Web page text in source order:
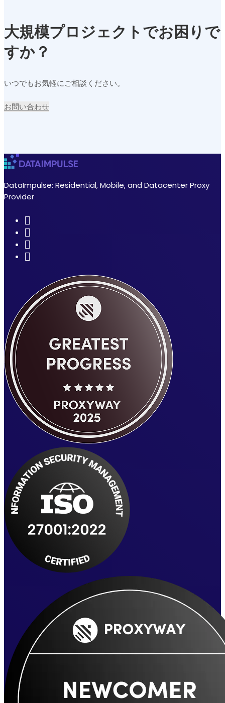
大規模プロジェクトでお困りで
すか？
いつでもお気軽にご相談ください。
お問い合わせ
DataImpulse: Residential, Mobile, and Datacenter Proxy
Provider